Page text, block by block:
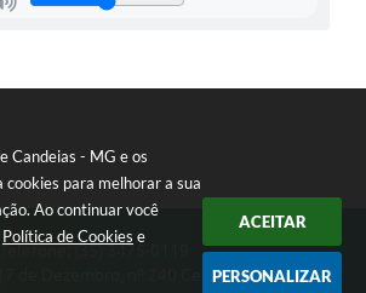
Candeias - MG e os
cookies para melhorar a sua
Ao continuar você
Política de Cookies e
ACEITAR
PERSONALIZAR
Telefone: (35) 3475-0119
de Dezembro, nº 240 Centro | CEP: 37280-